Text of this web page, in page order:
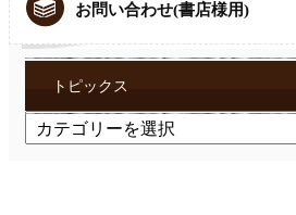
お問い合わせ(書店様用)
トピックス